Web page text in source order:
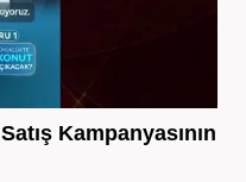
Kampanyasının